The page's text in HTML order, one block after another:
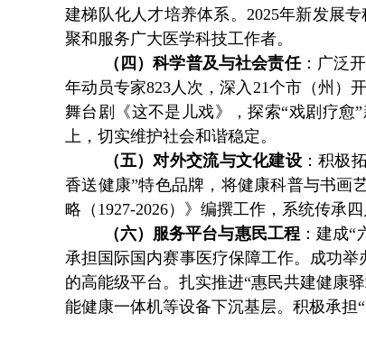
建梯队化人才培养体系。2025年新发展
聚和服务广大医学科技工作者。
（四）科学普及与社会责任： 广泛
年动员专家823人次，深入21个市（州）
舞台剧《这不是儿戏》，探索“戏剧疗愈
上，切实维护社会和谐稳定。
（五）对外交流与文化建设：积极
香送健康”特色品牌，将健康科普与书画
略（1927-2026）》编撰工作，系统传承四
（六）服务平台与惠民工程 ：建成“
承担国际国内赛事医疗保障工作。成功
的高能级平台。扎实推进“惠民共建健康
能健康一体机等设备下沉基层。积极承担